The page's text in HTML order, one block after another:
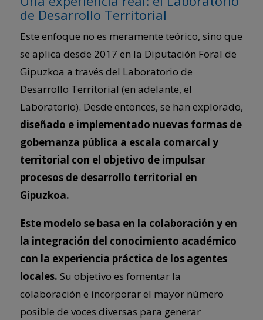
de Desarrollo Territorial
Este enfoque no es meramente teórico, sino que
se aplica desde 2017 en la Diputación Foral de
Gipuzkoa a través del Laboratorio de
Desarrollo Territorial (en adelante, el
Laboratorio). Desde entonces, se han explorado,
diseñado e implementado nuevas formas de
gobernanza pública a escala comarcal y
territorial con el objetivo de impulsar
procesos de desarrollo territorial en
Gipuzkoa.
Este modelo se basa en la colaboración y en
la integración del conocimiento académico
con la experiencia práctica de los agentes
locales. Su objetivo es fomentar la
colaboración e incorporar el mayor número
posible de voces diversas para generar